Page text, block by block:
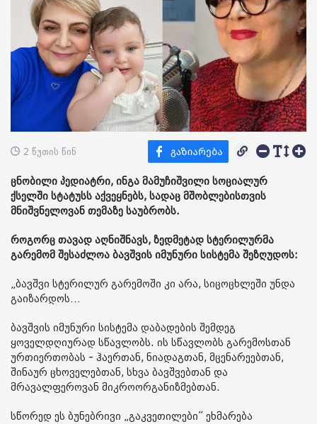
2 წუთის წინ
ცნობილი პედიატრი, ინგა მამუჩიშვილი სოციალურ
ქსელში სტატუსს აქვეყნებს, სადაც მშობლებისთვის
მნიშვნელოვან თემაზე საუბრობს.
როგორც თავად აღნიშნავს, ზედმეტად სტერილურმა
გარემომ შესაძლოა ბავშვის იმუნური სისტემა შეზღუდოს:
„ბავშვი სტერილურ გარემოში კი არა, სიცოცხლეში უნდა
გაიზარდოს…
ბავშვის იმუნური სისტემა დაბადების შემდეგ
ყოველდღიურად სწავლობს. ის სწავლობს გარემოსთან
ურთიერთობას - ჰაერთან, ნიადაგთან, მცენარეებთან,
შინაურ ცხოველებთან, სხვა ბავშვებთან და
მრავალფეროვან მიკროორგანიზმებთან.
სწორედ ეს ბუნებრივი „გაკვეთილები” ეხმარება